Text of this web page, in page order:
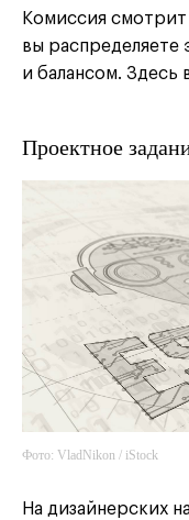
Комиссия смотрит
вы распределяете
и балансом. Здесь
Проектное
Фото: VladNikon / iStock
На дизайнерских